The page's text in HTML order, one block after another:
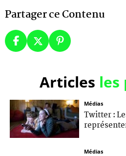
Partager ce Contenu
Articles les
Médias
Twitter :
Médias